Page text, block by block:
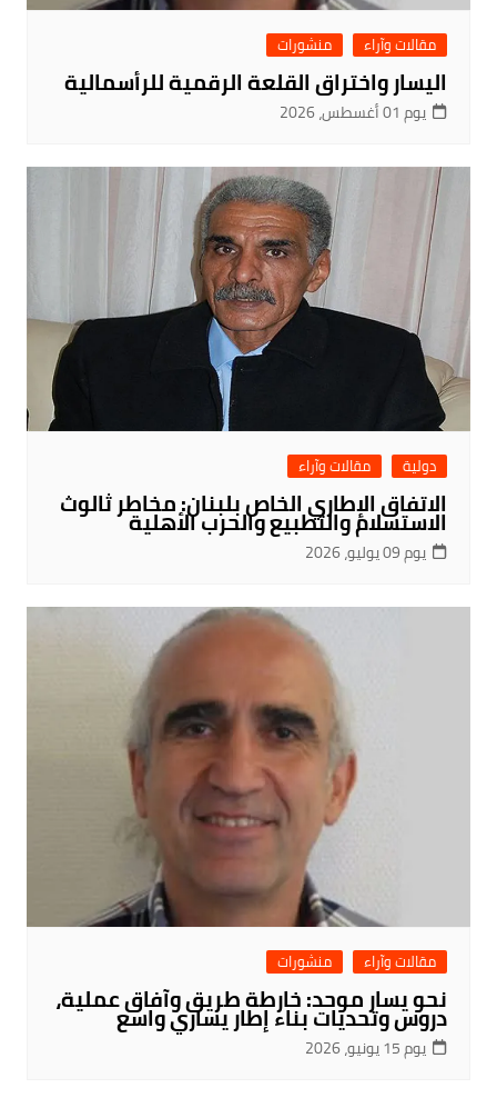
مقالات وآراء منشورات
اليسار واختراق القلعة الرقمية للرأسمالية
يوم 01 أغسطس، 2026
دولية مقالات وآراء
الاتفاق الإطاري الخاص بلبنان: مخاطر ثالوث
الاستسلام والتطبيع والحرب الأهلية
يوم 09 يوليو، 2026
مقالات وآراء منشورات
نحو يسار موحد: خارطة طريق وآفاق عملية،
دروس وتحديات بناء إطار يساري واسع
يوم 15 يونيو، 2026